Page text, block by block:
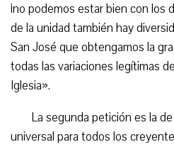
¡no podemos estar bien con los
de la unidad también hay
San José que obtengamos la
todas las variaciones legítimas
Iglesia».
La segunda petición es la
universal para todos los